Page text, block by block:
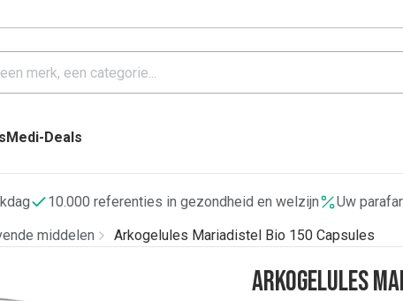
Medi-Deals
10.000 referenties in gezondheid en welzijn
Uw
middelen Arkogelules Mariadistel Bio 150 Capsules
Arkogelules